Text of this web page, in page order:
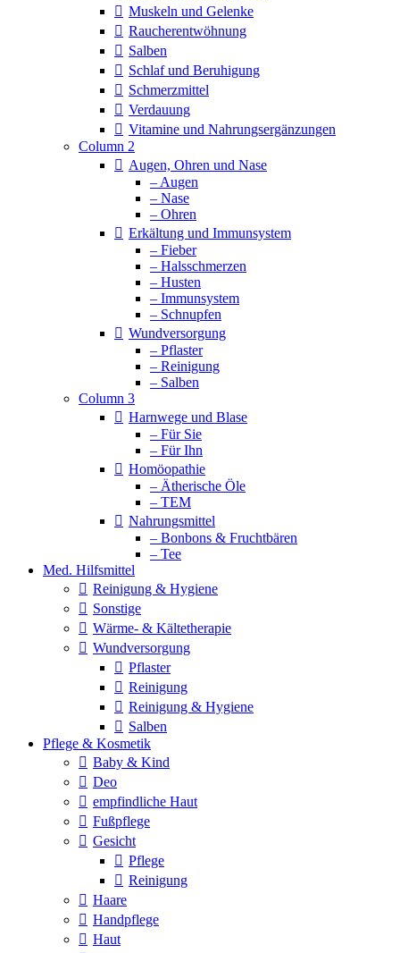
Muskeln und Gelenke
Raucherentwöhnung
Salben
Schlaf und Beruhigung
Schmerzmittel
Verdauung
Vitamine und Nahrungsergänzungen
Column 2
Augen, Ohren und Nase
– Augen
– Nase
– Ohren
Erkältung und Immunsystem
– Fieber
– Halsschmerzen
– Husten
– Immunsystem
– Schnupfen
Wundversorgung
– Pflaster
– Reinigung
– Salben
Column 3
Harnwege und Blase
– Für Sie
– Für Ihn
Homöopathie
– Ätherische Öle
– TEM
Nahrungsmittel
– Bonbons & Fruchtbären
– Tee
Med. Hilfsmittel
Reinigung & Hygiene
Sonstige
Wärme- & Kältetherapie
Wundversorgung
Pflaster
Reinigung
Reinigung & Hygiene
Salben
Pflege & Kosmetik
Baby & Kind
Deo
empfindliche Haut
Fußpflege
Gesicht
Pflege
Reinigung
Haare
Handpflege
Haut